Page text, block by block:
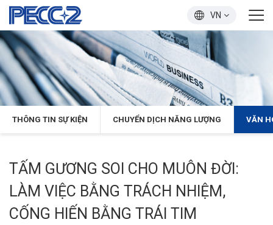
VN
THÔNG TIN SỰ KIỆN CHUYỂN DỊCH NĂNG LƯỢNG VĂN
TẤM GƯƠNG SOI CHO MUÔN ĐỜI:
LÀM VIỆC BẰNG TRÁCH NHIỆM,
CỐNG HIẾN BẰNG TRÁI TIM